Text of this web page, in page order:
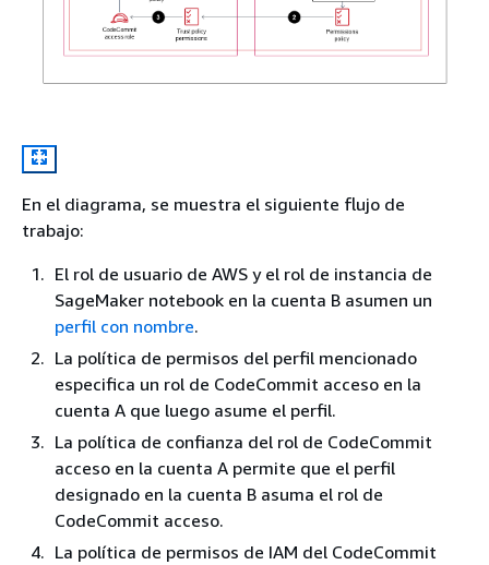
En el diagrama, se muestra el siguiente flujo de
trabajo:
El rol de usuario de AWS y el rol de instancia de
SageMaker notebook en la cuenta B asumen un
perfil con nombre.
La política de permisos del perfil mencionado
especifica un rol de CodeCommit acceso en la
cuenta A que luego asume el perfil.
La política de confianza del rol de CodeCommit
acceso en la cuenta A permite que el perfil
designado en la cuenta B asuma el rol de
CodeCommit acceso.
La política de permisos de IAM del CodeCommit